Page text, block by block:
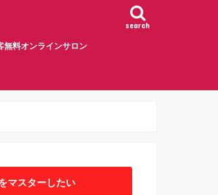
search
無料オンラインサロン
マスターしたい